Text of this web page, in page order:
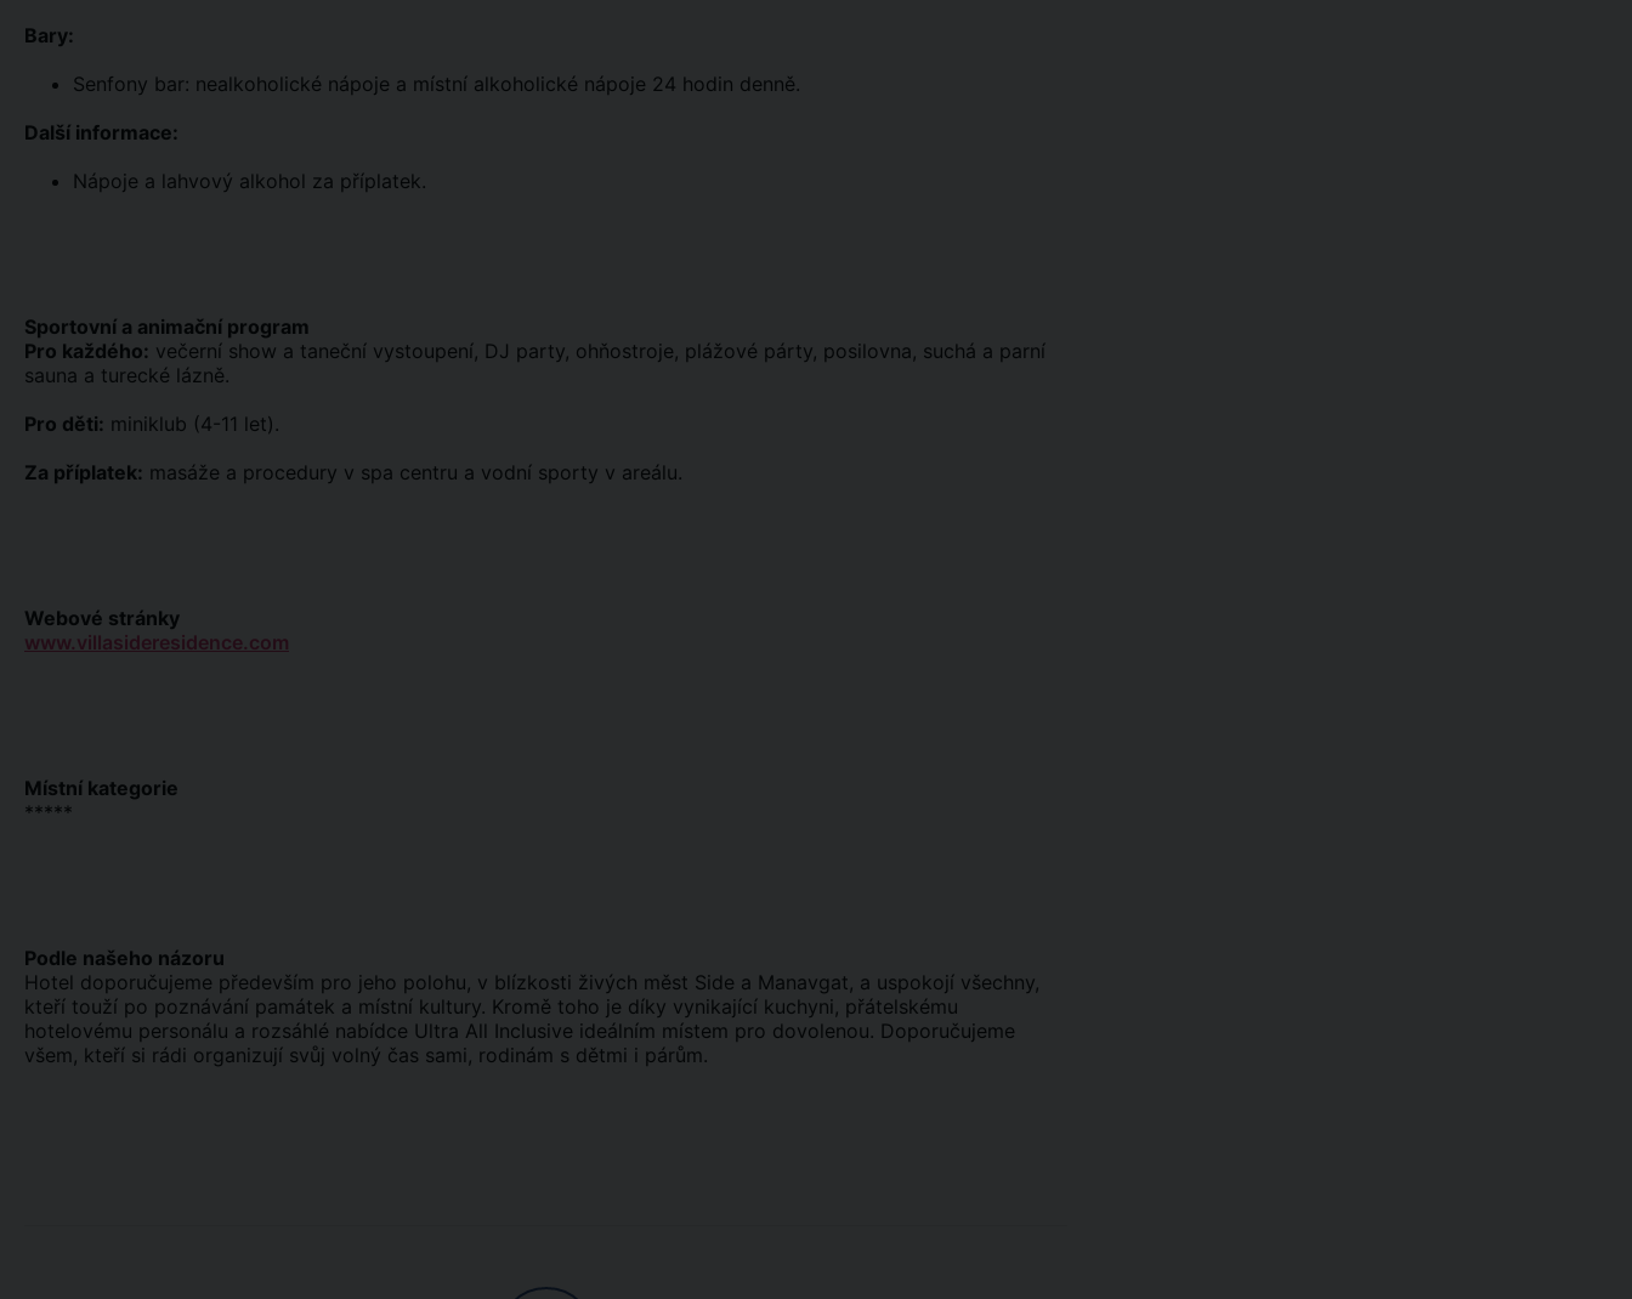
Bary:
Senfony bar: nealkoholické nápoje a místní alkoholické nápoje 24 hodin denně.
Další informace:
Nápoje a lahvový alkohol za příplatek.
Sportovní a animační program
Pro každého: večerní show a taneční vystoupení, DJ party, ohňostroje, plážové párty, posilovna, suchá a parní
sauna a turecké lázně.
Pro děti: miniklub (4-11 let).
Za příplatek: masáže a procedury v spa centru a vodní sporty v areálu.
Webové stránky
www.villasideresidence.com
Místní kategorie
*****
Podle našeho názoru
Hotel doporučujeme především pro jeho polohu, v blízkosti živých měst Side a Manavgat, a uspokojí všechny,
kteří touží po poznávání památek a místní kultury. Kromě toho je díky vynikající kuchyni, přátelskému
hotelovému personálu a rozsáhlé nabídce Ultra All Inclusive ideálním místem pro dovolenou. Doporučujeme
všem, kteří si rádi organizují svůj volný čas sami, rodinám s dětmi i párům.